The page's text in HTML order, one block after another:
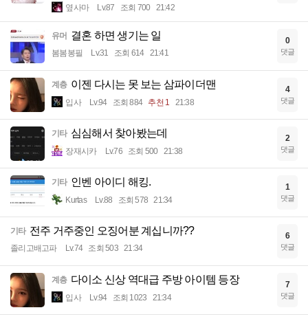
옆사마 Lv.87 조회 700 21:42
유머 결혼 하면 생기는 일
봄봄봉필 Lv.31 조회 614 21:41
0
댓글
계층 이젠 다시는 못 보는 삼파이더맨
입사 Lv.94 조회 884 추천 1 21:38
4
댓글
기타 심심해서 찾아봤는데
장재시카 Lv.76 조회 500 21:38
2
댓글
기타 인벤 아이디 해킹.
Kurtas Lv.88 조회 578 21:34
1
댓글
기타 전주 거주중인 오징어분 계십니까??
졸리고배고파 Lv.74 조회 503 21:34
6
댓글
계층 다이소 신상 역대급 주방 아이템 등장
입사 Lv.94 조회 1023 21:34
7
댓글